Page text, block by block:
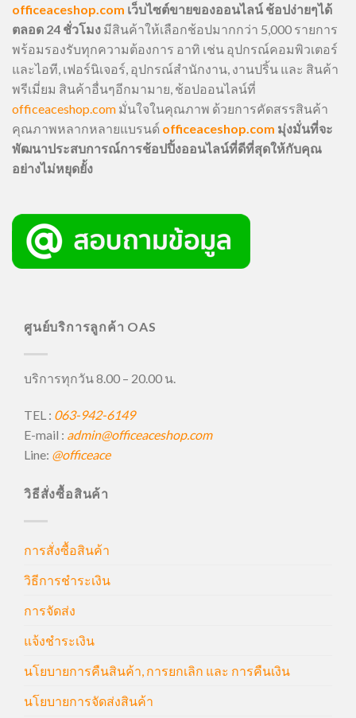
officeaceshop.com เว็บไซต์ขายของออนไลน์ ช้อปง่ายๆได้
ตลอด 24 ชั่วโมง มีสินค้าให้เลือกช้อปมากกว่า 5,000 รายการ
พร้อมรองรับทุกความต้องการ อาทิ เช่น อุปกรณ์คอมพิวเตอร์
และไอที, เฟอร์นิเจอร์, อุปกรณ์สำนักงาน, งานปริ้น และ สินค้า
พรีเมี่ยม สินค้าอื่นๆอีกมามาย, ช้อปออนไลน์ที่
officeaceshop.com มั่นใจในคุณภาพ ด้วยการคัดสรรสินค้า
คุณภาพหลากหลายแบรนด์ officeaceshop.com มุ่งมั่นที่จะ
พัฒนาประสบการณ์การช้อปปิ้งออนไลน์ที่ดีที่สุดให้กับคุณ
อย่างไม่หยุดยั้ง
ศูนย์บริการลูกค้า OAS
บริการทุกวัน 8.00 – 20.00 น.
TEL : 063-942-6149
E-mail : admin@officeaceshop.com
Line: @officeace
วิธีสั่งซื้อสินค้า
การสั่งซื้อสินค้า
วิธีการชำระเงิน
การจัดส่ง
แจ้งชำระเงิน
นโยบายการคืนสินค้า, การยกเลิก และ การคืนเงิน
นโยบายการจัดส่งสินค้า